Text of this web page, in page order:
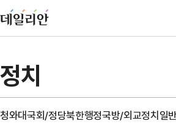
정치
청와대국회/정당북한행정국방/외교정치일